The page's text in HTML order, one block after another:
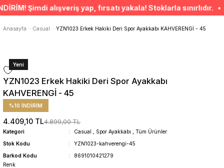
ÜCRETSİZ TESLİMAT İMKANI
SÜRDÜRÜLEBİLİR ÜRÜNLER
Anasayfa
Casual YZN1023 Erkek Hakiki Deri Spor Ayakkabı KAHVERENGİ - 45
Yeni
YZN1023 Erkek Hakiki Deri Spor Ayakkabı
KAHVERENGİ - 45
%10 İNDİRİM
4.409,10 TL4.899,00 TL
Kategori Casual Spor Ayakkabı
Tüm Ürünler
Stok Kodu
YZN1023-kahverengi-45
Barkod Kodu
8691010421279
Renk
Şimdi alışveriş yap, fırsatı yakala! Stoklarla